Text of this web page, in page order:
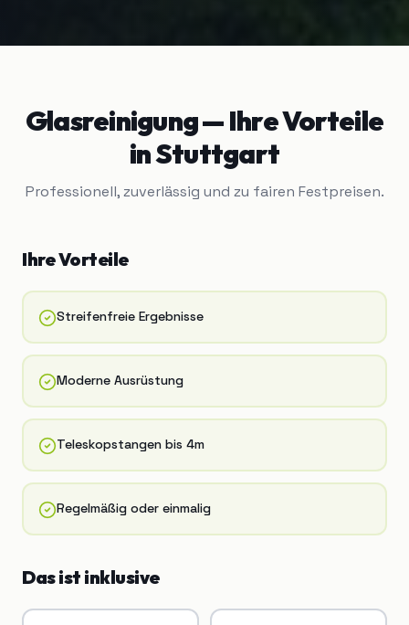
Glasreinigung— Ihre Vorteile
inStuttgart
Professionell, zuverlässig und zu fairen Festpreisen.
Ihre Vorteile
Streifenfreie Ergebnisse
Moderne Ausrüstung
Teleskopstangen bis 4m
Regelmäßig oder einmalig
Das ist inklusive